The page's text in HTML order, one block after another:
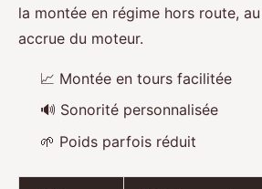
la montée en régime hors route, au
accrue du moteur.
📈 Montée en tours facilitée
🔊 Sonorité personnalisée
🌱 Poids parfois réduit